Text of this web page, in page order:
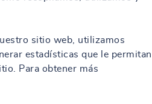
sitio web, utilizamos
estadísticas que le permitan
Para obtener más